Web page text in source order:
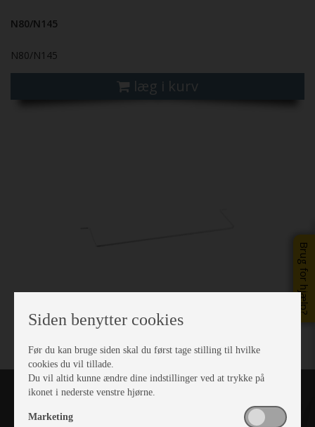
Brug for hjælp?
N80/N145
N80/N145
læg i kurv
Siden benytter cookies
Før du kan bruge siden skal du først tage stilling til hvilke
cookies du vil tillade.
Du vil altid kunne ændre dine indstillinger ved at trykke på
ikonet i nederste venstre hjørne.
Marketing